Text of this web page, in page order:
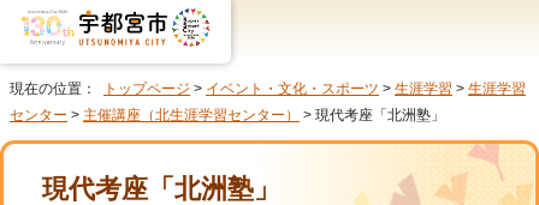
現在の位置： トップページ > イベント・文化・スポーツ > 生涯学習 > 生涯学習
センター > 主催講座（北生涯学習センター） > 現代考座「北洲塾」
現代考座「北洲塾」